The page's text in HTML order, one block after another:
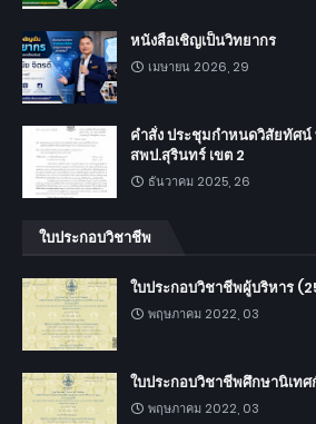
หนังสือเชิญเป็นวิทยากร
เมษายน 2026, 29
คำสั่ง ประชุมกำหนดวิสัยทัศ
สพป.สุรินทร์ เขต 2
ธันวาคม 2025, 26
ใบประกอบวิชาชีพ
ใบประกอบวิชาชีพผู้บริหาร
พฤษภาคม 2022, 03
ใบประกอบวิชาชีพศึกษานิเท
พฤษภาคม 2022, 03